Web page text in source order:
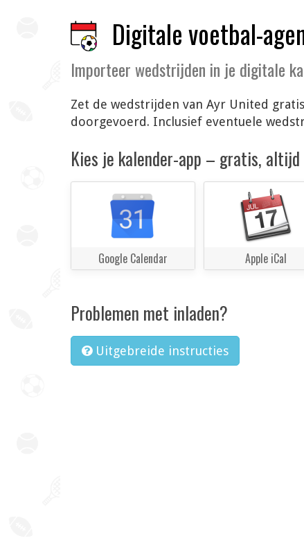
Digitale voetbal-
Importeer wedstrijden in je digitale
Zet de wedstrijden van Ayr United
doorgevoerd. Inclusief eventuele
Kies je kalender-app – gratis,
Google Calendar Apple iCal
Problemen met inladen?
Uitgebreide instructies